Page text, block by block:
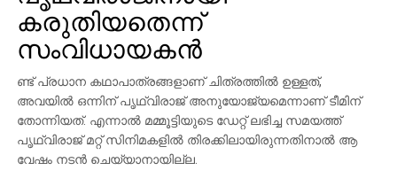
സാന്നിധ്യം ഇവന്റിനെ ദേശീയ തലത്തില്‍ തന്നെ
ശ്രദ്ധേയമാക്കി. ചിത്രത്തില്‍ പ്രിയങ്ക ചോപ്ര
മന്ദാകിനിയായി, പൃഥ്വിരാജ് സുകുമാരന്‍ കുംബയായി
പ്രത്യക്ഷപ്പെടും. 2027ലെ സങ്ക്രാന്തി റിലീസിനായി
‘വാരണസി’ ഒരുക്കപ്പെടുന്നുണ്ട്. എന്നാല്‍
ചിത്രത്തെക്കാള്‍ വലിയ ചര്‍ച്ചയാകുന്നത്
സംവിധായകന്റെ പ്രസ്താവനയും അതിനുശേഷം
ഉയര്‍ന്ന പ്രതിഷേധങ്ങളുമാണ്.
കരുതിയതെന്ന്
സംവിധായകന്‍
ണ്ട് പ്രധാന കഥാപാത്രങ്ങളാണ് ചിത്രത്തില്‍ ഉള്ളത്,
അവയില്‍ ഒന്നിന് പൃഥ്വിരാജ് അനുയോജ്യമെന്നാണ് ടീമിന്
തോന്നിയത്. എന്നാല്‍ മമ്മൂട്ടിയുടെ ഡേറ്റ് ലഭിച്ച സമയത്ത്
പൃഥ്വിരാജ് മറ്റ് സിനിമകളില്‍ തിരക്കിലായിരുന്നതിനാല്‍ ആ
വേഷം നടന്‍ ചെയ്യാനായില്ല.